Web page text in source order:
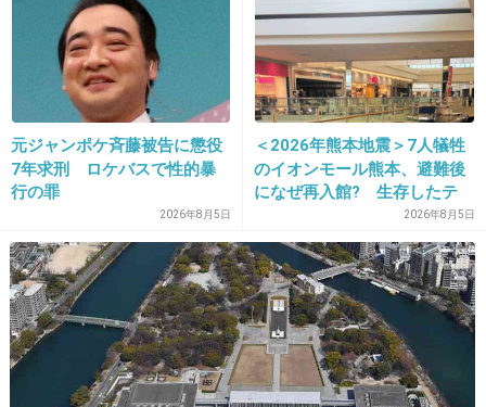
16. 匿名2020/06/15(月) 11:40:05
こんなに治療費かかるアメリカでデモやってる
場合じゃなかろう。
2件の返信
+308
元ジャンポケ斉藤被告に懲役
7年求刑 ロケバスで性的暴
行の罪
2026年8月5日
＜2026年熊本地震＞7人犠牲
のイオンモール熊本、避難後
になぜ再入館? 生存したテ
ナント従業員ら証言、浮かび
上がる実態
2026年8月5日